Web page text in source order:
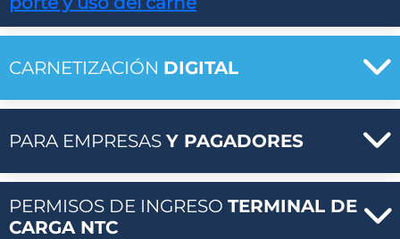
CARNETIZACIÓN DIGITAL
PARA EMPRESAS Y PAGADORES
PERMISOS DE INGRESO TERMINAL DE
CARGA NTC